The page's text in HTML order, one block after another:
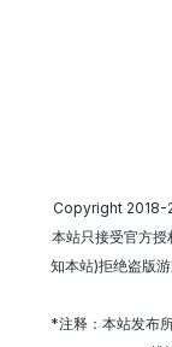
Copyright 2018-
本站只接受官方
知本站)拒绝盗版
*注释：本站发布